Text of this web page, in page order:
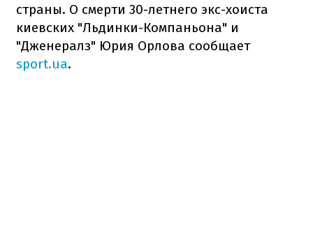
страны. О смерти 30-летнего экс-хоиста
киевских "Льдинки-Компаньона" и
"Дженералз" Юрия Орлова сообщает
sport.ua.